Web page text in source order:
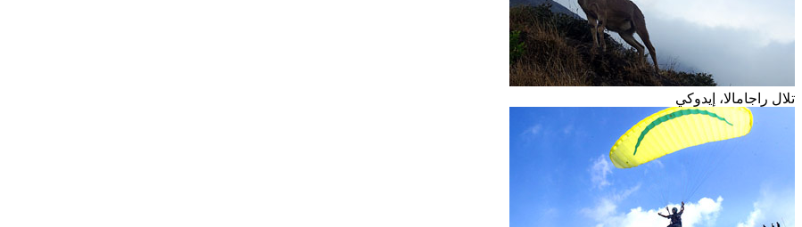
تلال راجامالا، إيدوكي